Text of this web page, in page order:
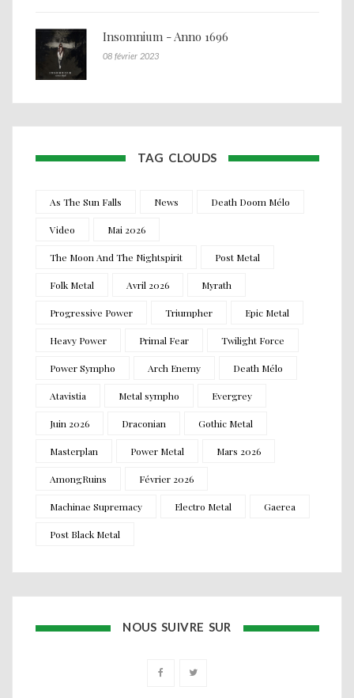
Insomnium - Anno 1696
08 février 2023
TAG CLOUDS
As The Sun Falls News Death Doom Mélo
Video Mai 2026
The Moon And The Nightspirit Post Metal
Folk Metal Avril 2026 Myrath
Progressive Power Triumpher Epic Metal
Heavy Power Primal Fear Twilight Force
Power Sympho Arch Enemy Death Mélo
Atavistia Metal sympho Evergrey
Juin 2026 Draconian Gothic Metal
Masterplan Power Metal Mars 2026
AmongRuins Février 2026
Machinae Supremacy Electro Metal Gaerea
Post Black Metal
NOUS SUIVRE SUR